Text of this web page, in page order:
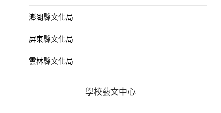
澎湖縣文化局
屏東縣文化局
雲林縣文化局
學校藝文中心